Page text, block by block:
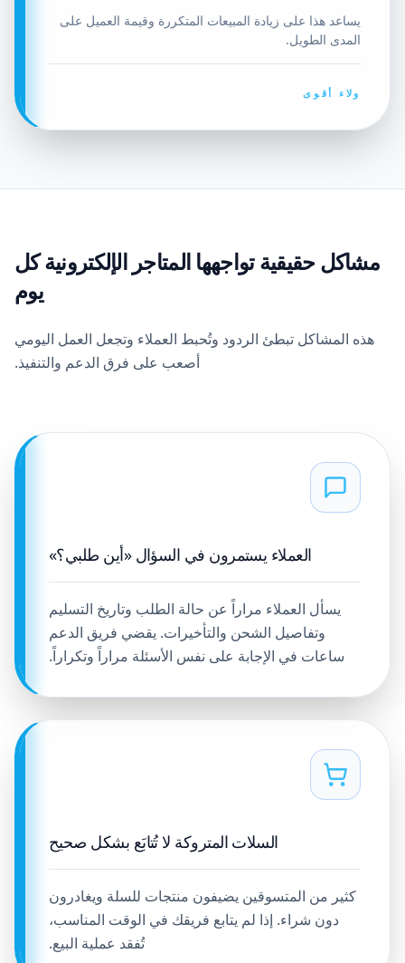
يساعد هذا على زيادة المبيعات المتكررة وقيمة العميل على
المدى الطويل.
ولاء أقوى
مشاكل حقيقية تواجهها المتاجر الإلكترونية كل
يوم
هذه المشاكل تبطئ الردود وتُحبط العملاء وتجعل العمل اليومي
أصعب على فرق الدعم والتنفيذ.
العملاء يستمرون في السؤال «أين طلبي؟»
يسأل العملاء مراراً عن حالة الطلب وتاريخ التسليم
وتفاصيل الشحن والتأخيرات. يقضي فريق الدعم
ساعات في الإجابة على نفس الأسئلة مراراً وتكراراً.
السلات المتروكة لا تُتابَع بشكل صحيح
كثير من المتسوقين يضيفون منتجات للسلة ويغادرون
دون شراء. إذا لم يتابع فريقك في الوقت المناسب،
تُفقد عملية البيع.